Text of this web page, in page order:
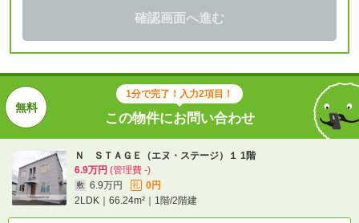
確認画面へ進む
1分で完了！入力2項目！
この物件にお問い合わせ
Ｎ ＳＴＡＧＥ（エヌ・ステージ）１ 1階
6.9万円 (管理費 -)
敷 6.9万円 礼
0円
2LDK｜66.24m²｜1階/2階建